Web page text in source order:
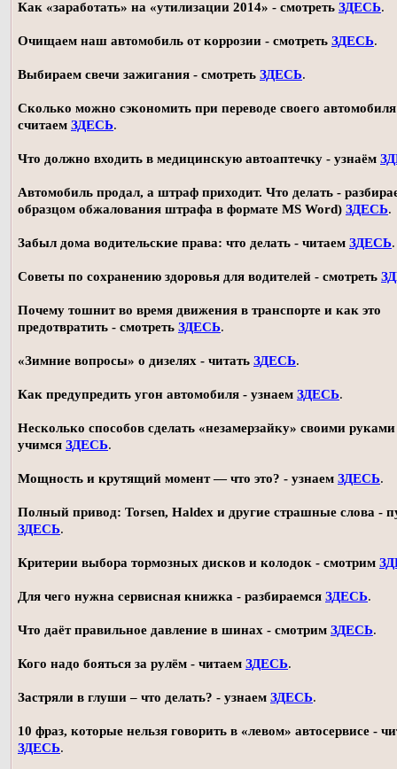
Как «заработать» на «утилизации 2014» - смотреть ЗДЕСЬ.
Очищаем наш автомобиль от коррозии - смотреть ЗДЕСЬ.
Выбираем свечи зажигания - смотреть ЗДЕСЬ.
Сколько можно сэкономить при переводе своего автомобиля
считаем ЗДЕСЬ.
Что должно входить в медицинскую автоаптечку - узнаём
Автомобиль продал, а штраф приходит. Что делать -
образцом обжалования штрафа в формате MS Word) ЗДЕСЬ.
Забыл дома водительские права: что делать - читаем ЗДЕСЬ.
Советы по сохранению здоровья для водителей - смотреть
Почему тошнит во время движения в транспорте и как это
предотвратить - смотреть ЗДЕСЬ.
«Зимние вопросы» о дизелях - читать ЗДЕСЬ.
Как предупредить угон автомобиля - узнаем ЗДЕСЬ.
Несколько способов сделать «незамерзайку» своими
учимся ЗДЕСЬ.
Мощность и крутящий момент — что это? - узнаем ЗДЕСЬ.
Полный привод: Torsen, Haldex и другие страшные слова -
ЗДЕСЬ.
Критерии выбора тормозных дисков и колодок - смотрим
Для чего нужна сервисная книжка - разбираемся ЗДЕСЬ.
Что даёт правильное давление в шинах - смотрим ЗДЕСЬ.
Кого надо бояться за рулём - читаем ЗДЕСЬ.
Застряли в глуши – что делать? - узнаем ЗДЕСЬ.
10 фраз, которые нельзя говорить в «левом» автосервисе -
ЗДЕСЬ.